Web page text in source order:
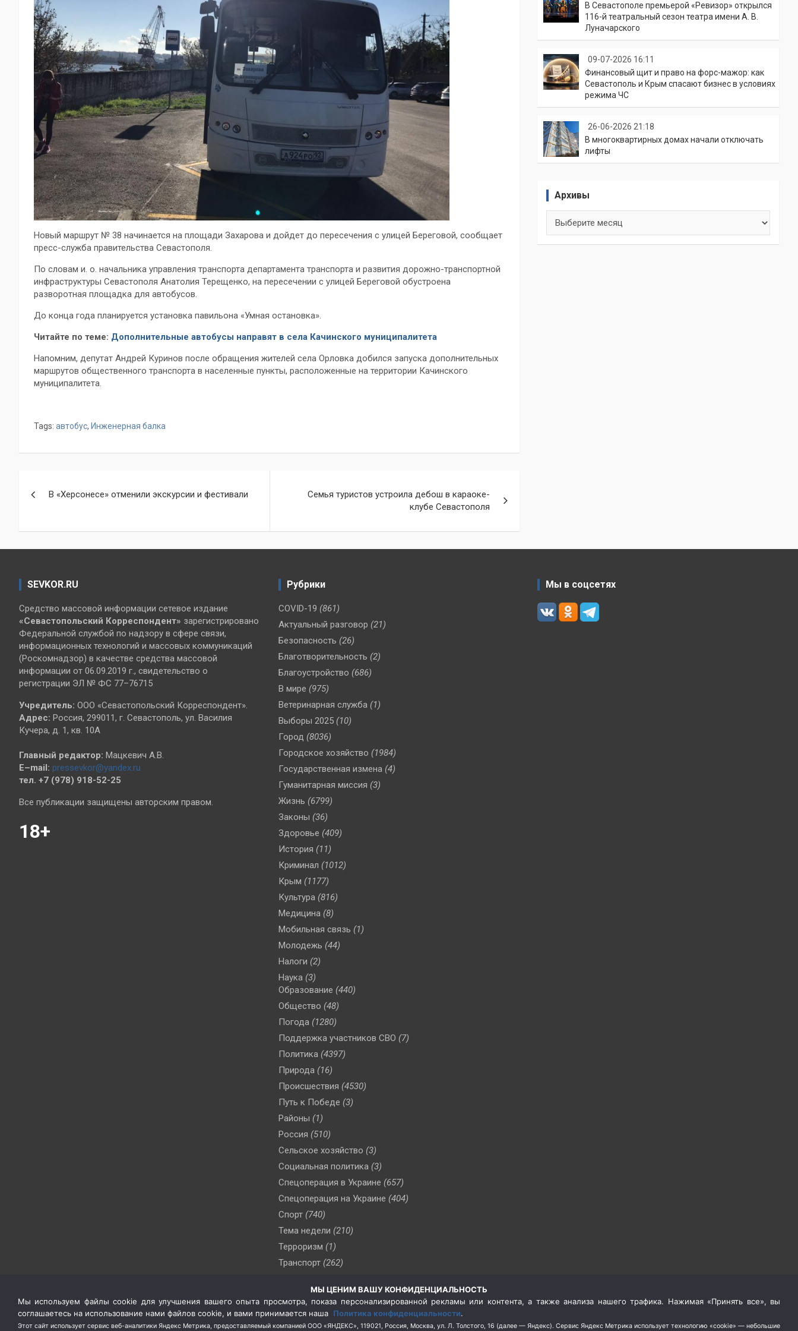
Новый маршрут № 38 начинается на площади Захарова и дойдет до пересечения с улицей Береговой, сообщает
пресс-служба правительства Севастополя.
По словам и. о. начальника управления транспорта департамента транспорта и развития дорожно-транспортной
инфраструктуры Севастополя Анатолия Терещенко, на пересечении с улицей Береговой обустроена
разворотная площадка для автобусов.
До конца года планируется установка павильона «Умная остановка».
Читайте по теме: Дополнительные автобусы направят в села Качинского муниципалитета
Напомним, депутат Андрей Куринов после обращения жителей села Орловка добился запуска дополнительных
маршрутов общественного транспорта в населенные пункты, расположенные на территории Качинского
муниципалитета.
Tags: автобус, Инженерная балка
записям
В «Херсонесе» отменили экскурсии и фестивали
Семья туристов устроила дебош в караоке-
клубе Севастополя
В Севастополе премьерой «Ревизор» открылся
116-й театральный сезон театра имени А. В.
Луначарского
09-07-2026 16:11
Финансовый щит и право на форс-мажор: как
Севастополь и Крым спасают бизнес в условиях
режима ЧС
26-06-2026 21:18
В многоквартирных домах начали отключать
лифты
Архивы
SEVKOR.RU
Средство массовой информации сетевое издание
«Севастопольский Корреспондент» зарегистрировано
Федеральной службой по надзору в сфере связи,
информационных технологий и массовых коммуникаций
(Роскомнадзор) в качестве средства массовой
информации от 06.09.2019 г., свидетельство о
регистрации ЭЛ № ФС 77–76715
Учредитель: ООО «Севастопольский Корреспондент».
Адрес: Россия, 299011, г. Севастополь, ул. Василия
Кучера, д. 1, кв. 10А
Главный редактор: Мацкевич А.В.
E–mail: pressevkor@yandex.ru
тел. +7 (978) 918-52-25
Все публикации защищены авторским правом.
18+
Рубрики
COVID-19 (861)
Актуальный разговор (21)
Безопасность (26)
Благотворительность (2)
Благоустройство (686)
В мире (975)
Ветеринарная служба (1)
Выборы 2025 (10)
Город (8036)
Городское хозяйство (1984)
Государственная измена (4)
Гуманитарная миссия (3)
Жизнь (6799)
Законы (36)
Здоровье (409)
История (11)
Криминал (1012)
Крым (1177)
Культура (816)
Медицина (8)
Мобильная связь (1)
Молодежь (44)
Налоги (2)
Наука (3)
Образование (440)
Общество (48)
Погода (1280)
Поддержка участников СВО (7)
Политика (4397)
Природа (16)
Происшествия (4530)
Путь к Победе (3)
Районы (1)
Россия (510)
Сельское хозяйство (3)
Социальная политика (3)
Спецоперация в Украине (657)
Спецоперация на Украине (404)
Спорт (740)
Тема недели (210)
Терроризм (1)
Транспорт (262)
(76)
Цены (2)
Школа и спорт (2)
Мы в соцсетях
МЫ ЦЕНИМ ВАШУ КОНФИДЕНЦИАЛЬНОСТЬ
Мы используем файлы cookie для улучшения вашего опыта просмотра, показа персонализированной рекламы или контента, а также анализа нашего трафика. Нажимая «Принять все», вы
соглашаетесь на использование нами файлов cookie, и вами принимается наша Политика конфиденциальности.
Этот сайт использует сервис веб-аналитики Яндекс Метрика, предоставляемый компанией ООО «ЯНДЕКС», 119021, Россия, Москва, ул. Л. Толстого, 16 (далее — Яндекс). Сервис Яндекс Метрика использует технологию «cookie» — небольшие